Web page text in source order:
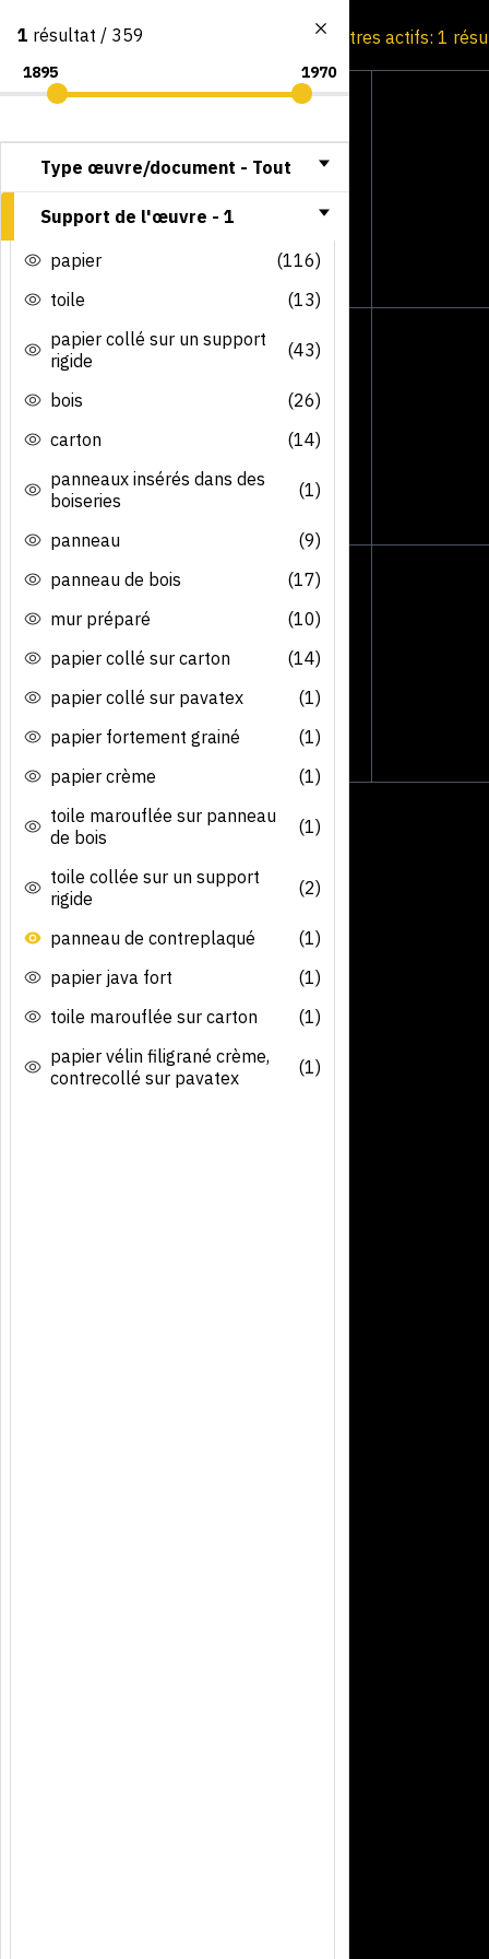
Consultation par image Filtres actifs: 1
1 résultat / 359
Type œuvre/document - Tout
Support de l'œuvre - 1
papier
(116)
toile
(13)
papier collé sur un support
rigide
(43)
bois
(26)
carton
(14)
panneaux insérés dans des
boiseries
(1)
panneau
(9)
panneau de bois
(17)
mur préparé
(10)
papier collé sur carton
(14)
papier collé sur pavatex
(1)
papier fortement grainé
(1)
papier crème
(1)
toile marouflée sur panneau
de bois
(1)
toile collée sur un support
rigide
(2)
panneau de contreplaqué
(1)
papier java fort
(1)
toile marouflée sur carton
(1)
papier vélin filigrané crème,
contrecollé sur pavatex
(1)